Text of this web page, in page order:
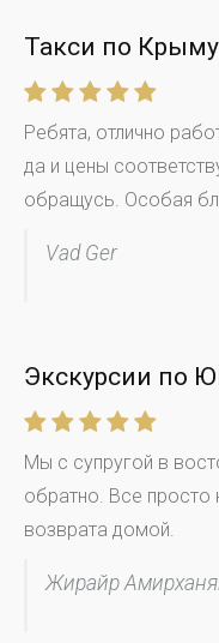
Такси по Крыму
Ребята, отлично
да и цены
обращусь. Особая
Vad Ger
Экскурсии по
Мы с супругой в
обратно. Все просто
возврата домой.
Жирайр